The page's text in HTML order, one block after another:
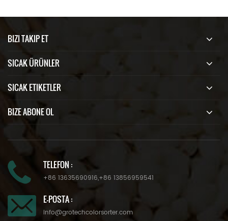
BIZI TAKIP ET
SICAK ÜRÜNLER
SICAK ETIKETLER
BIZE ABONE OL
TELEFON :
+86 13635690916,+86 13856959541
E-POSTA :
info@grotechcolorsorter.com